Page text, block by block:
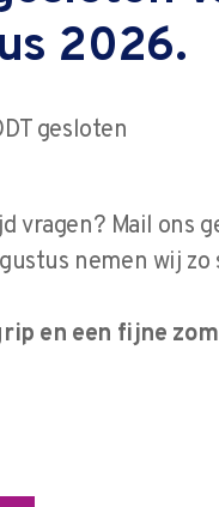
bepaling,
Control
2026.
gesloten
vragen? Mail ons
nemen wij
en een fijne